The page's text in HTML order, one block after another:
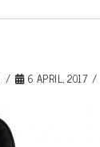
6 APRIL, 2017